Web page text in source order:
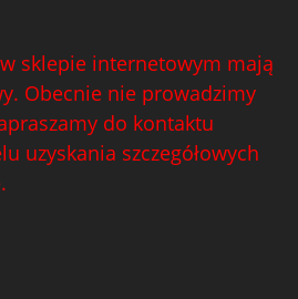
sklepie internetowym mają
Obecnie nie prowadzimy
do kontaktu
uzyskania szczegółowych